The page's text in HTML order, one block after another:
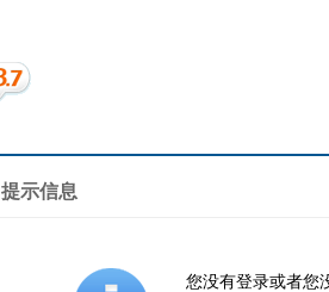
提示信息
您没有登录或者您